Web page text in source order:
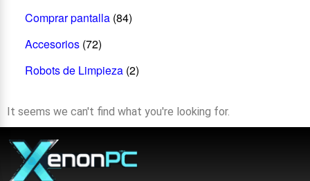
Comprar pantalla (84)
Accesorios (72)
Robots de Limpieza (2)
It seems we can't find what you're looking for.